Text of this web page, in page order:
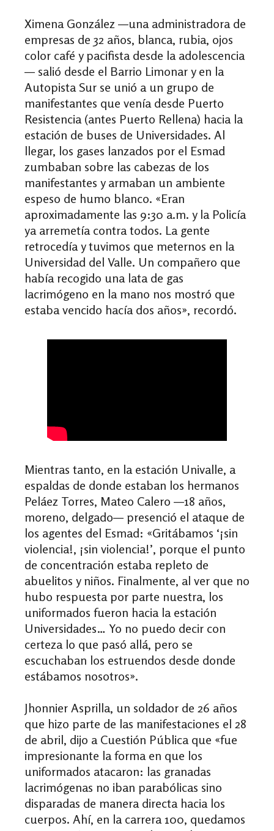
Ximena González —una administradora de
empresas de 32 años, blanca, rubia, ojos
color café y pacifista desde la adolescencia
— salió desde el Barrio Limonar y en la
Autopista Sur se unió a un grupo de
manifestantes que venía desde Puerto
Resistencia (antes Puerto Rellena) hacia la
estación de buses de Universidades. Al
llegar, los gases lanzados por el Esmad
zumbaban sobre las cabezas de los
manifestantes y armaban un ambiente
espeso de humo blanco. «Eran
aproximadamente las 9:30 a.m. y la Policía
ya arremetía contra todos. La gente
retrocedía y tuvimos que meternos en la
Universidad del Valle. Un compañero que
había recogido una lata de gas
lacrimógeno en la mano nos mostró que
estaba vencido hacía dos años», recordó.
Mientras tanto, en la estación Univalle, a
espaldas de donde estaban los hermanos
Peláez Torres, Mateo Calero —18 años,
moreno, delgado— presenció el ataque de
los agentes del Esmad: «Gritábamos ‘¡sin
violencia!, ¡sin violencia!’, porque el punto
de concentración estaba repleto de
abuelitos y niños. Finalmente, al ver que no
hubo respuesta por parte nuestra, los
uniformados fueron hacia la estación
Universidades… Yo no puedo decir con
certeza lo que pasó allá, pero se
escuchaban los estruendos desde donde
estábamos nosotros».
Jhonnier Asprilla, un soldador de 26 años
que hizo parte de las manifestaciones el 28
de abril, dijo a Cuestión Pública que «fue
impresionante la forma en que los
uniformados atacaron: las granadas
lacrimógenas no iban parabólicas sino
disparadas de manera directa hacia los
cuerpos. Ahí, en la carrera 100, quedamos